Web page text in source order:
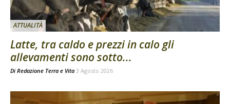
ATTUALITÀ
Latte, tra caldo e prezzi in calo gli
allevamenti sono sotto...
Di Redazione Terra e Vita 3 Agosto 2026